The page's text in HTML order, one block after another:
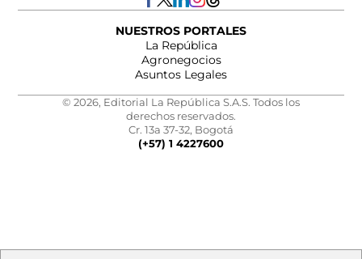
NUESTROS PORTALES
La República
Agronegocios
Asuntos Legales
© 2026, Editorial La República S.A.S. Todos los
derechos reservados.
Cr. 13a 37-32, Bogotá
(+57) 1 4227600